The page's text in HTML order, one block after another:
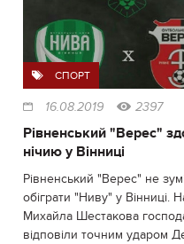
СПОРТ
16.08.2019 2397
Рівненський "Верес"
нічию у Вінниці
Рівненський "Верес" не
обіграти "Ниву" у Вінниці.
Михайла Шестакова
відповіли точним ударом